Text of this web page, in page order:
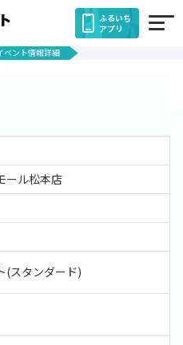
ふるいち
アプリ
ベント情報詳細
ール松本店
(スタンダード)